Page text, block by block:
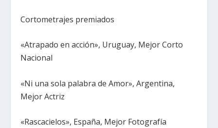
Cortometrajes premiados
«Atrapado en acción», Uruguay, Mejor Corto
Nacional
«Ni una sola palabra de Amor», Argentina,
Mejor Actriz
«Rascacielos», España, Mejor Fotografía